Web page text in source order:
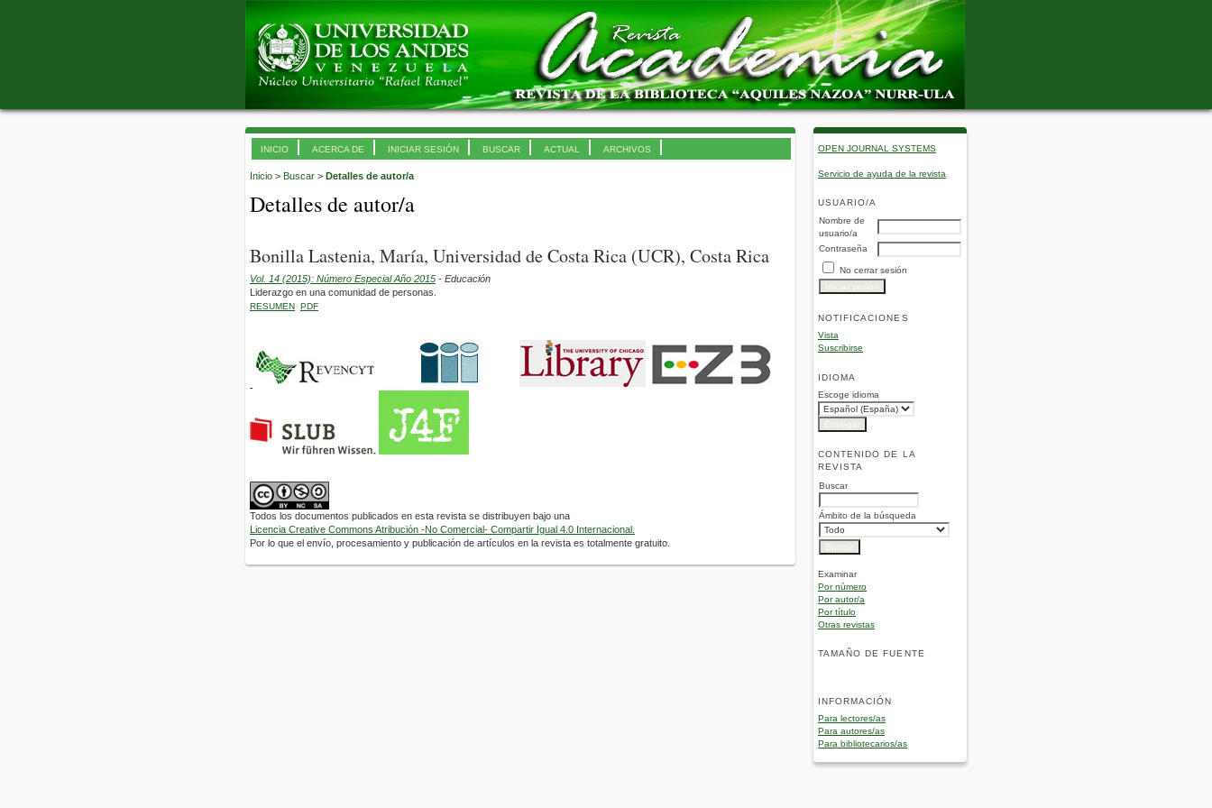
OPEN JOURNAL SYSTEMS
Servicio de ayuda de la revista
USUARIO/A
Nombre de
usuario/a
Contraseña
No cerrar sesión
NOTIFICACIONES
Vista
Suscribirse
IDIOMA
Escoge idioma
CONTENIDO DE LA
REVISTA
Buscar
Ámbito de la búsqueda
Examinar
Por número
Por autor/a
Por título
Otras revistas
TAMAÑO DE FUENTE
INFORMACIÓN
Para lectores/as
Para autores/as
Para bibliotecarios/as
INICIO ACERCA DE INICIAR SESIÓN BUSCAR ACTUAL ARCHIVOS
Inicio > Buscar > Detalles de autor/a
Detalles de autor/a
Bonilla Lastenia, María, Universidad de Costa Rica (UCR), Costa Rica
Vol. 14 (2015): Número Especial Año 2015 - Educación
Liderazgo en una comunidad de personas.
RESUMEN PDF
Todos los documentos publicados en esta revista se distribuyen bajo una
Licencia Creative Commons Atribución -No Comercial- Compartir Igual 4.0 Internacional.
Por lo que el envío, procesamiento y publicación de artículos en la revista es totalmente gratuito.